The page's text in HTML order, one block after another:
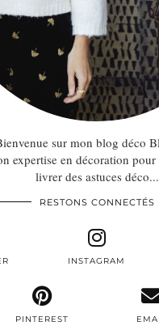
sur mon blog déco
expertise en décoration
livrer des astuces déco...
RESTONS CONNECTÉS
INSTAGRAM
PINTEREST